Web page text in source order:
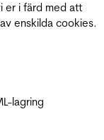
er i färd med att
enskilda cookies.
lagring